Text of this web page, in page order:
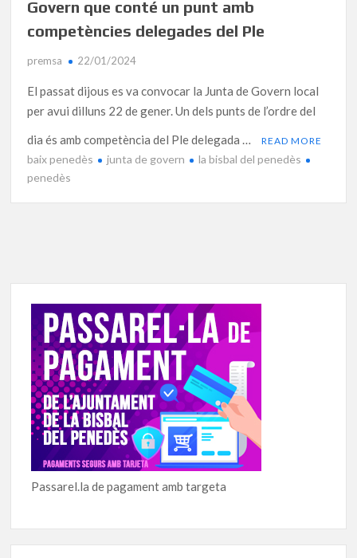
Govern que conté un punt amb
competències delegades del Ple
premsa 22/01/2024
El passat dijous es va convocar la Junta de Govern local
per avui dilluns 22 de gener. Un dels punts de l’ordre del
dia és amb competència del Ple delegada …
READ MORE
baix penedès junta de govern
la bisbal del penedès
penedès
Passarel.la de pagament amb targeta